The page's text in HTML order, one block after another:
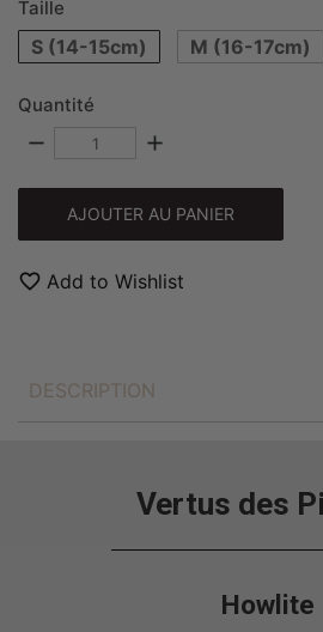
Taille
S (14-15cm) M (16-17cm)
Quantité
remove add
AJOUTER AU PANIER
favorite_border Add to Wishlist
DESCRIPTION
Vertus des
Howlite